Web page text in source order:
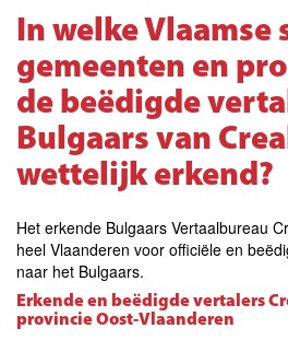
In welke Vlaamse
gemeenten en
de beëdigde
Bulgaars van
wettelijk erkend?
Het erkende Bulgaars Vertaalbureau
heel Vlaanderen voor officiële en
naar het Bulgaars.
Erkende en beëdigde vertalers
provincie Oost-Vlaanderen